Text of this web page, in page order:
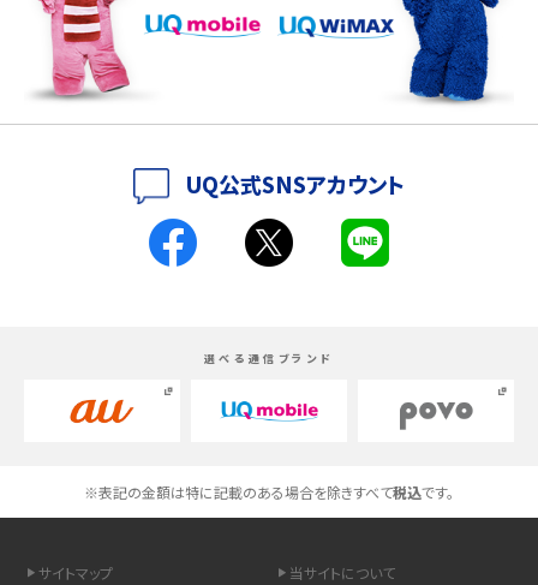
iPhone 16シリーズのモデルを比較！価格・サイズ・カメラ性能の違いを徹底解説
iPhone 16とiPhone 15の違いは？カメラ・スペック・機能を徹底比較
スマホが高い理由は？購入費用を抑える方法や端末を選ぶ時の注意点を解説！
高校生にスマホ制限は必要？所持率やメリット・デメリットを詳しく紹介
スマホのネット通信速度が遅い原因は？すぐできる対処法や見直すポイントを解
UQ公式SNSアカウント
選べる通信ブランド
※表記の金額は特に記載のある場合を除きすべて税込です。
サイトマップ
当サイトについて